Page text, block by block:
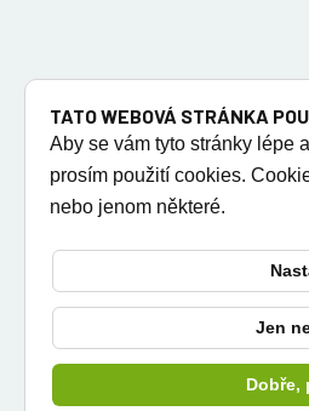
TATO WEBOVÁ STRÁNKA
Aby se vám tyto stránky lépe
prosím použití cookies.
nebo jenom některé.
Jen
Dobře,